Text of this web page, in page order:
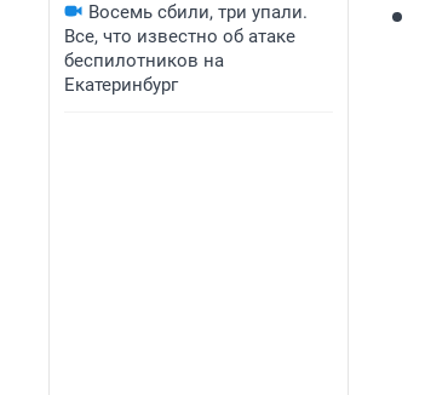
Восемь сбили, три упали.
Все, что известно об атаке
беспилотников на
Екатеринбург